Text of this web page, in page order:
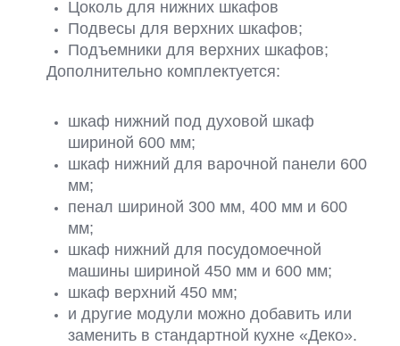
Цоколь для нижних шкафов
Подвесы для верхних шкафов;
Подъемники для верхних шкафов;
Дополнительно комплектуется:
шкаф нижний под духовой шкаф
шириной 600 мм;
шкаф нижний для варочной панели 600
мм;
пенал шириной 300 мм, 400 мм и 600
мм;
шкаф нижний для посудомоечной
машины шириной 450 мм и 600 мм;
шкаф верхний 450 мм;
и другие модули можно добавить или
заменить в стандартной кухне «Деко».